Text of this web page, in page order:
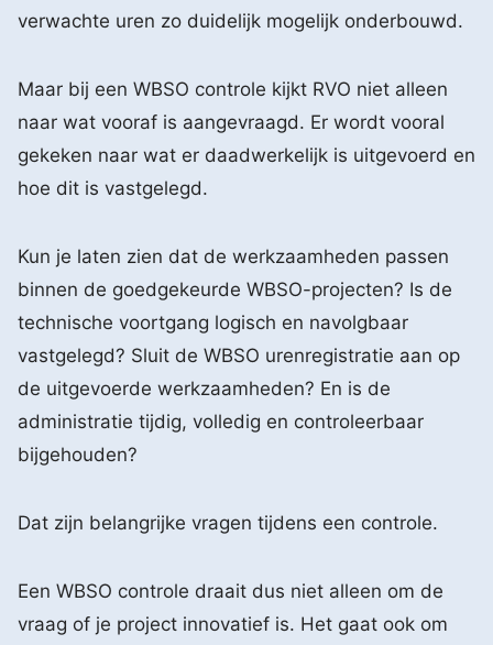
verwachte uren zo duidelijk mogelijk onderbouwd.
Maar bij een WBSO controle kijkt RVO niet alleen
naar wat vooraf is aangevraagd. Er wordt vooral
gekeken naar wat er daadwerkelijk is uitgevoerd en
hoe dit is vastgelegd.
Kun je laten zien dat de werkzaamheden passen
binnen de goedgekeurde WBSO-projecten? Is de
technische voortgang logisch en navolgbaar
vastgelegd? Sluit de WBSO urenregistratie aan op
de uitgevoerde werkzaamheden? En is de
administratie tijdig, volledig en controleerbaar
bijgehouden?
Dat zijn belangrijke vragen tijdens een controle.
Een WBSO controle draait dus niet alleen om de
vraag of je project innovatief is. Het gaat ook om